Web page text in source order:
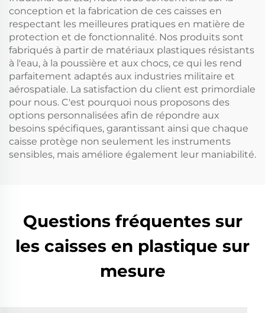
conception et la fabrication de ces caisses en
respectant les meilleures pratiques en matière de
protection et de fonctionnalité. Nos produits sont
fabriqués à partir de matériaux plastiques résistants
à l'eau, à la poussière et aux chocs, ce qui les rend
parfaitement adaptés aux industries militaire et
aérospatiale. La satisfaction du client est primordiale
pour nous. C'est pourquoi nous proposons des
options personnalisées afin de répondre aux
besoins spécifiques, garantissant ainsi que chaque
caisse protège non seulement les instruments
sensibles, mais améliore également leur maniabilité.
Questions fréquentes sur
les caisses en plastique sur
mesure